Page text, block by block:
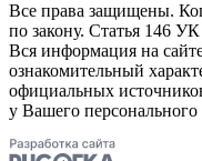
Все права защищены.
по закону. Статья 146
Вся информация на
ознакомительный
официальных
у Вашего